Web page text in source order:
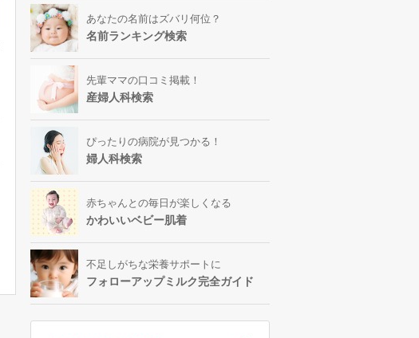
あなたの名前はズバリ何位？
名前ランキング検索
先輩ママの口コミ掲載！
産婦人科検索
ぴったりの病院が見つかる！
婦人科検索
赤ちゃんとの毎日が楽しくなる
かわいいベビー肌着
不足しがちな栄養サポートに
フォローアップミルク完全ガイド